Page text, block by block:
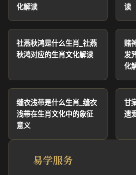
化解读
读
社燕秋鸿是什么生肖_社燕
秋鸿对应的生肖文化解读
赌
发
化
缝衣浅带是什么生肖_缝衣
浅带在生肖文化中的象征
意义
甘
遗
易学服务